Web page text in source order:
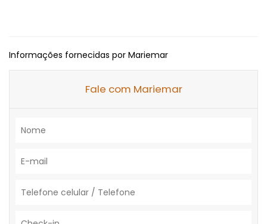
Informações fornecidas por Mariemar
Fale com Mariemar